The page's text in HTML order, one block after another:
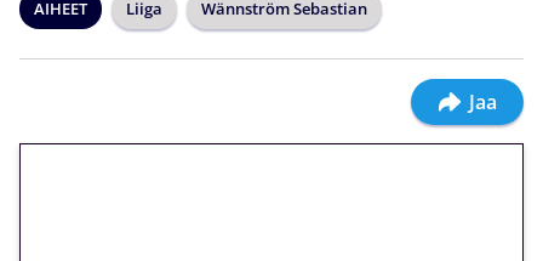
AIHEET Liiga Wännström Sebastian
Jaa